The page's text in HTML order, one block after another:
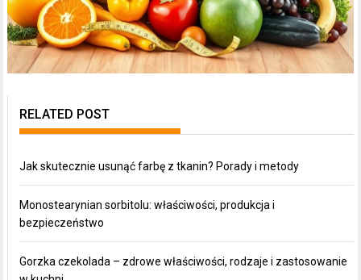
RELATED POST
Jak skutecznie usunąć farbę z tkanin? Porady i metody
Monostearynian sorbitolu: właściwości, produkcja i
bezpieczeństwo
Gorzka czekolada – zdrowe właściwości, rodzaje i zastosowanie